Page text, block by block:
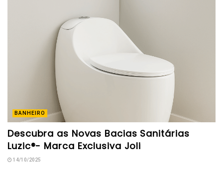
BANHEIRO
Descubra as Novas Bacias Sanitárias
Luzic®- Marca Exclusiva Joli
14/10/2025